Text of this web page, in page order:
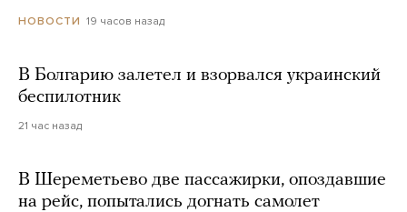
НОВОСТИ 19 часов назад
В Болгарию залетел и взорвался украинский
беспилотник
21 час назад
В Шереметьево две пассажирки, опоздавшие
на рейс, попытались догнать самолет